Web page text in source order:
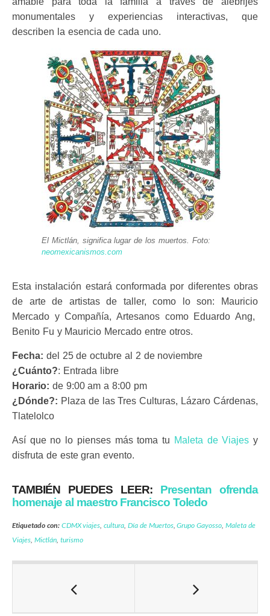
monumentales y experiencias interactivas, que
describen la esencia de cada uno.
El Mictlán, significa lugar de los muertos. Foto:
neomexicanismos.com
Esta instalación estará conformada por diferentes obras
de arte de artistas de taller, como lo son: Mauricio
Mercado y Compañía, Artesanos como Eduardo Ang,
Benito Fu y Mauricio Mercado entre otros.
Fecha: del 25 de octubre al 2 de noviembre
¿Cuánto?: Entrada libre
Horario: de 9:00 am a 8:00 pm
¿Dónde?: Plaza de las Tres Culturas, Lázaro Cárdenas,
Tlatelolco
Así que no lo pienses más toma tu Maleta de Viajes y
disfruta de este gran evento.
TAMBIÉN PUEDES LEER: Presentan ofrenda
homenaje al maestro Francisco Toledo
Etiquetado con: CDMX viajes,cultura,Día de Muertos,Grupo Gayosso,Maleta de
Viajes, Mictlán, turismo